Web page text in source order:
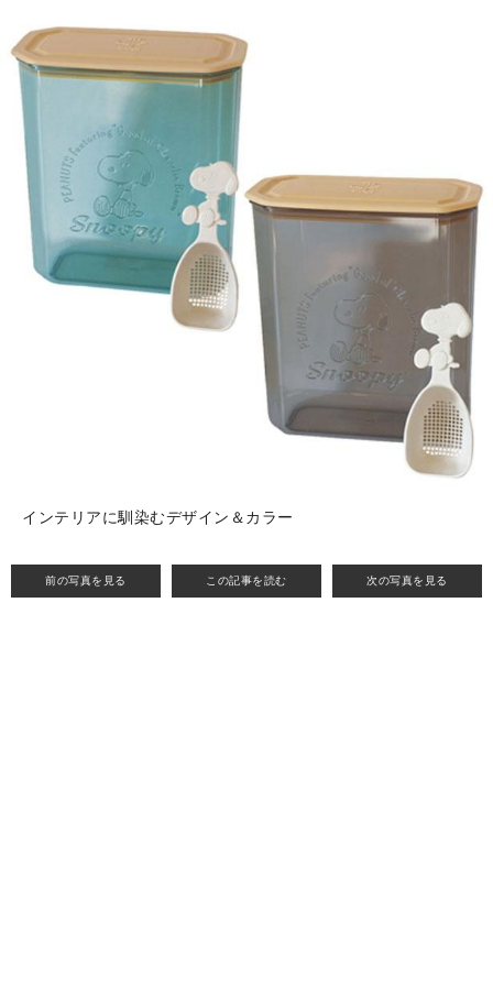
前の写真を見る この記事を読む 次の写真を見る
インテリアに馴染むデザイン＆カラー